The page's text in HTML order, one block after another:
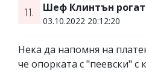
11. Шеф Клинтън
03.10.2022 20:12:20
Нека да напомня на
че опорката с "пеевски" с